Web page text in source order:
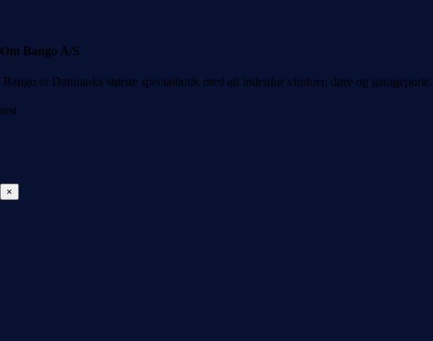
Om Bango A/S
Bango er Danmarks største specialbutik med alt indenfor vinduer, døre og garageporte.
test
×